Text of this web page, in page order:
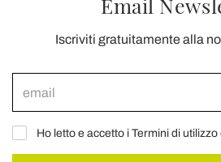
Email
Iscriviti gratuitamente alla
Ho letto e accetto i Termini di